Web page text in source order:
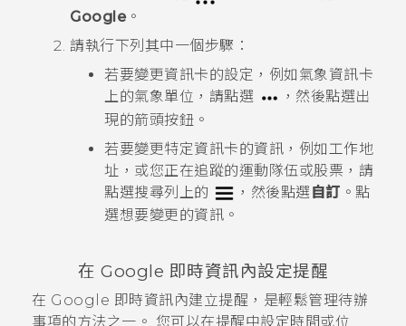
Google。
請執行下列其中一個步驟：
若要變更資訊卡的設定，例如 氣象資訊卡
上的氣象單位，請點選
，然後點選出
現的箭頭按鈕。
若要變更特定資訊卡的資訊，例如工作地
址，或您正在追蹤的運動隊伍或股票，請
點選搜尋列上的
，然後點選 自訂 。點
選想要變更的資訊。
在 Google 即時資訊內設定提醒
在 Google 即時資訊內建立提醒，是輕鬆管理待辦
事項的方法之一。 您可以在提醒中設定時間或位